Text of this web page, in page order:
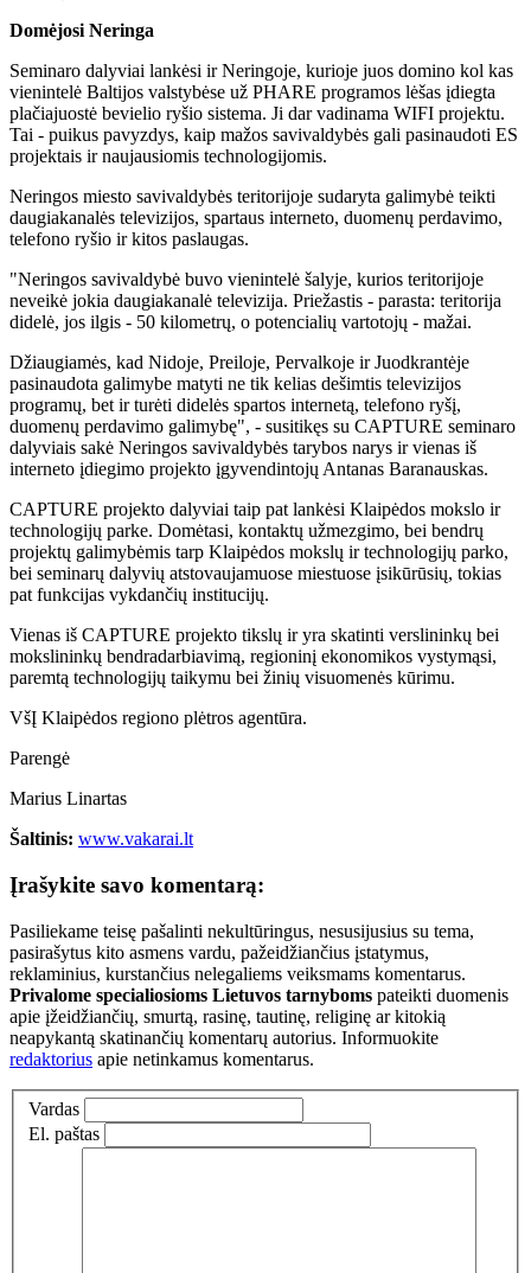
Domėjosi Neringa
Seminaro dalyviai lankėsi ir Neringoje, kurioje juos domino kol kas
vienintelė Baltijos valstybėse už PHARE programos lėšas įdiegta
plačiajuostė bevielio ryšio sistema. Ji dar vadinama WIFI projektu.
Tai - puikus pavyzdys, kaip mažos savivaldybės gali pasinaudoti ES
projektais ir naujausiomis technologijomis.
Neringos miesto savivaldybės teritorijoje sudaryta galimybė teikti
daugiakanalės televizijos, spartaus interneto, duomenų perdavimo,
telefono ryšio ir kitos paslaugas.
"Neringos savivaldybė buvo vienintelė šalyje, kurios teritorijoje
neveikė jokia daugiakanalė televizija. Priežastis - parasta: teritorija
didelė, jos ilgis - 50 kilometrų, o potencialių vartotojų - mažai.
Džiaugiamės, kad Nidoje, Preiloje, Pervalkoje ir Juodkrantėje
pasinaudota galimybe matyti ne tik kelias dešimtis televizijos
programų, bet ir turėti didelės spartos internetą, telefono ryšį,
duomenų perdavimo galimybę", - susitikęs su CAPTURE seminaro
dalyviais sakė Neringos savivaldybės tarybos narys ir vienas iš
interneto įdiegimo projekto įgyvendintojų Antanas Baranauskas.
CAPTURE projekto dalyviai taip pat lankėsi Klaipėdos mokslo ir
technologijų parke. Domėtasi, kontaktų užmezgimo, bei bendrų
projektų galimybėmis tarp Klaipėdos mokslų ir technologijų parko,
bei seminarų dalyvių atstovaujamuose miestuose įsikūrūsių, tokias
pat funkcijas vykdančių institucijų.
Vienas iš CAPTURE projekto tikslų ir yra skatinti verslininkų bei
mokslininkų bendradarbiavimą, regioninį ekonomikos vystymąsi,
paremtą technologijų taikymu bei žinių visuomenės kūrimu.
VšĮ Klaipėdos regiono plėtros agentūra.
Parengė
Marius Linartas
Šaltinis: www.vakarai.lt
Įrašykite savo komentarą:
Pasiliekame teisę pašalinti nekultūringus, nesusijusius su tema,
pasirašytus kito asmens vardu, pažeidžiančius įstatymus,
reklaminius, kurstančius nelegaliems veiksmams komentarus.
Privalome specialiosioms Lietuvos tarnyboms pateikti duomenis
apie įžeidžiančių, smurtą, rasinę, tautinę, religinę ar kitokią
neapykantą skatinančių komentarų autorius. Informuokite
redaktorius apie netinkamus komentarus.
Vardas
El. paštas